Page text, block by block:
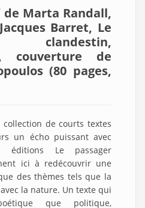
de Marta Randall,
Barret, Le
clandestin,
couverture de
(80 pages,
collection de courts textes
un écho puissant avec
éditions Le passager
ici à redécouvrir une
des thèmes tels que la
la nature. Un texte qui
que politique,